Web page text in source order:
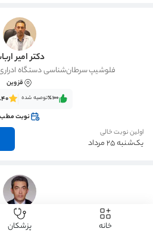
دکتر امیر
فلوشیپ سرطان‌شناسی دستگاه ادراری
قزوین
٪100‌‌‌توصیه شده
نوبت مطب
اولین نوبت خالی
یک‌شنبه 25 مرداد
دکتر مسعود عبادی
تخصص جراحی کلیه، مجاریخانه پزشکان